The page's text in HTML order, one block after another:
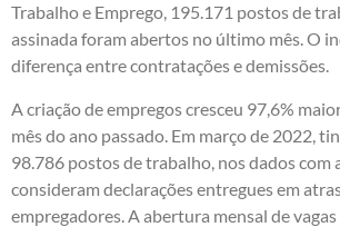
Trabalho e Emprego, 195.171 postos de
assinada foram abertos no último mês. O
diferença entre contratações e demissões.
A criação de empregos cresceu 97,6%
mês do ano passado. Em março de 2022,
98.786 postos de trabalho, nos dados com
consideram declarações entregues em
empregadores. A abertura mensal de